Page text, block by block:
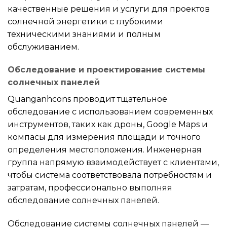
качественные решения и услуги для проектов
солнечной энергетики с глубокими
техническими знаниями и полным
обслуживанием.
Обследование и проектирование системы
солнечных панелей
Quanganhcons проводит тщательное
обследование с использованием современных
инструментов, таких как дроны, Google Maps и
компасы для измерения площади и точного
определения местоположения. Инженерная
группа напрямую взаимодействует с клиентами,
чтобы система соответствовала потребностям и
затратам, профессионально выполняя
обследование солнечных панелей.
Обследование системы солнечных панелей —